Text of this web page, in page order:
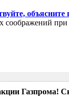
объясните
соображений
Газпрома!